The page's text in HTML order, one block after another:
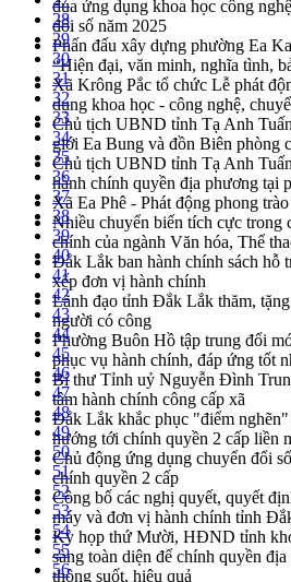
đua ứng dụng khoa học công
đổi số năm 2025
Phấn đấu xây dựng phường Ea
“Hiện đại, văn minh, nghĩa tình,
Xã Krông Pắc tổ chức Lễ phát
dụng khoa học - công nghệ,
Chủ tịch UBND tỉnh Tạ Anh
giới Ea Bung và đồn Biên phòng
Chủ tịch UBND tỉnh Tạ Anh
hành chính quyền địa phương tại
Xã Ea Phê - Phát động phong
Nhiều chuyển biến tích cực trong
chính của ngành Văn hóa, Thể
Đắk Lắk ban hành chính sách hỗ
xếp đơn vị hành chính
Lãnh đạo tỉnh Đắk Lắk thăm,
người có công
Phường Buôn Hồ tập trung đổi
phục vụ hành chính, đáp ứng tốt
Bí thư Tỉnh uỷ Nguyễn Đình
tâm hành chính công cấp xã
Đắk Lắk khắc phục "điểm nghẽn"
hướng tới chính quyền 2 cấp liền
Chủ động ứng dụng chuyển đổi
chính quyền 2 cấp
Công bố các nghị quyết, quyết
máy và đơn vị hành chính tỉnh
Kỳ họp thứ Mười, HĐND tỉnh
sàng toàn diện để chính quyền
thông suốt, hiệu quả
28
29
30
31
32
33
34
35
36
37
38
39
40
41
42
43
44
45
46
47
48
49
50
51
52
53
54
55
56